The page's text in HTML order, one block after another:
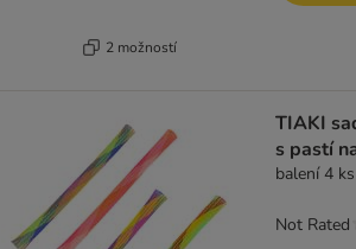
2 možností
TIAKI
s pastí
balení 4 ks
Not Rated